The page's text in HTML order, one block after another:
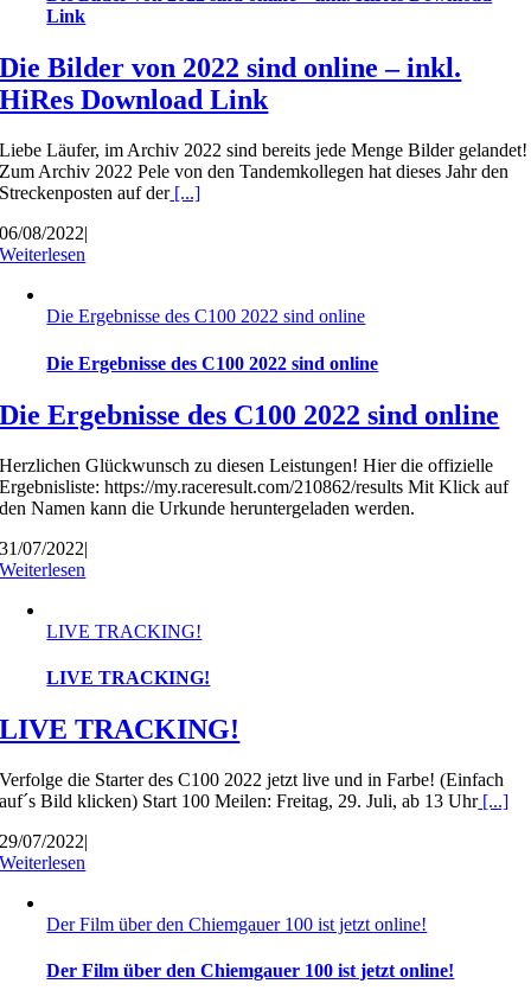
Link
Die Bilder von 2022 sind online – inkl.
HiRes Download Link
Liebe Läufer, im Archiv 2022 sind bereits jede Menge Bilder gelandet!
Zum Archiv 2022 Pele von den Tandemkollegen hat dieses Jahr den
Streckenposten auf der[...]
06/08/2022|
Weiterlesen
Die Ergebnisse des C100 2022 sind online
Die Ergebnisse des C100 2022 sind online
Die Ergebnisse des C100 2022 sind online
Herzlichen Glückwunsch zu diesen Leistungen! Hier die offizielle
Ergebnisliste: https://my.raceresult.com/210862/results Mit Klick auf
den Namen kann die Urkunde heruntergeladen werden.
31/07/2022|
Weiterlesen
LIVE TRACKING!
LIVE TRACKING!
LIVE TRACKING!
Verfolge die Starter des C100 2022 jetzt live und in Farbe! (Einfach
auf´s Bild klicken) Start 100 Meilen: Freitag, 29. Juli, ab 13 Uhr[...]
29/07/2022|
Weiterlesen
Der Film über den Chiemgauer 100 ist jetzt online!
Der Film über den Chiemgauer 100 ist jetzt online!